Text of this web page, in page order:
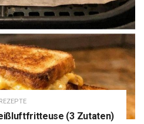
REZEPTE
(3 Zutaten)